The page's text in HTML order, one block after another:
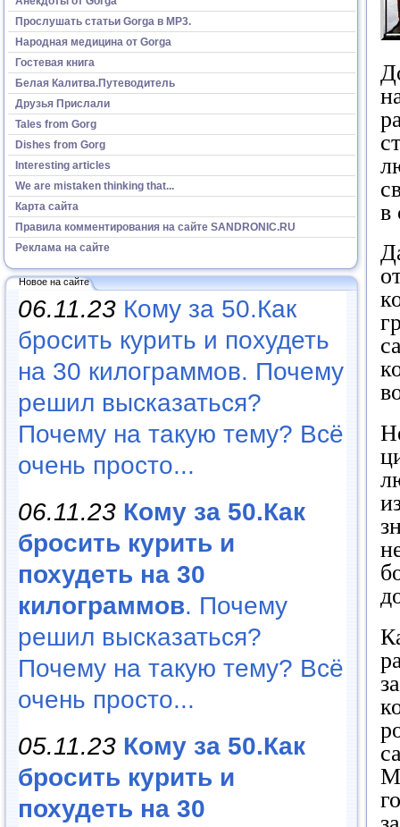
Прослушать статьи Gorga в МР3.
Народная медицина от Gorga
Гостевая книга
Белая Калитва.Путеводитель
Друзья Прислали
Tales from Gorg
Dishes from Gorg
Interesting articles
We are mistaken thinking that...
Карта сайта
Правила комментирования на сайте SANDRONIC.RU
Реклама на сайте
Новое на сайте
06.11.23 Кому за 50.Как
бросить курить и похудеть
на 30 килограммов. Почему
решил высказаться?
Почему на такую тему? Всё
очень просто...
06.11.23 Кому за 50.Как
бросить курить и
похудеть на 30
килограммов. Почему
решил высказаться?
Почему на такую тему? Всё
очень просто...
05.11.23 Кому за 50.Как
бросить курить и
похудеть на 30
в